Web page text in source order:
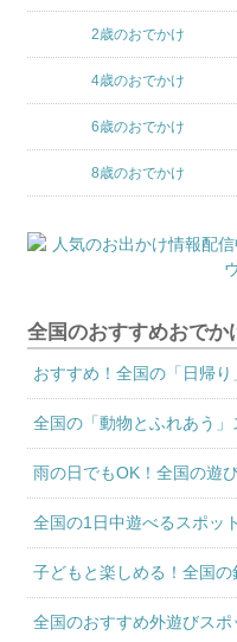
2歳のおでかけ
4歳のおでかけ
6歳のおでかけ
8歳のおでかけ
全国のおすすめおでか
おすすめ！全国の「日帰り
全国の「動物とふれあう」
雨の日でもOK！全国の遊
全国の1日中遊べるスポット
子どもと楽しめる！全国の
全国のおすすめ外遊びスポ